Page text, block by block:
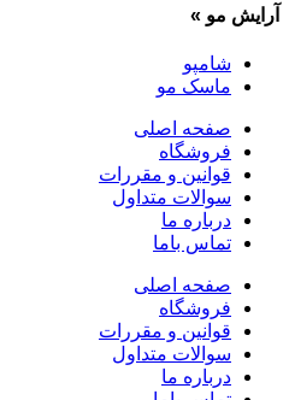
آرایش مو »
شامپو
ماسک مو
صفحه اصلی
فروشگاه
قوانین و مقررات
سوالات متداول
درباره ما
تماس باما
صفحه اصلی
فروشگاه
قوانین و مقررات
سوالات متداول
درباره ما